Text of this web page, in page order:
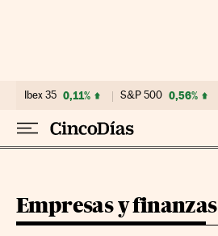
Ibex 35 0,11% S&P 500 0,56%
Empresas y finanzas